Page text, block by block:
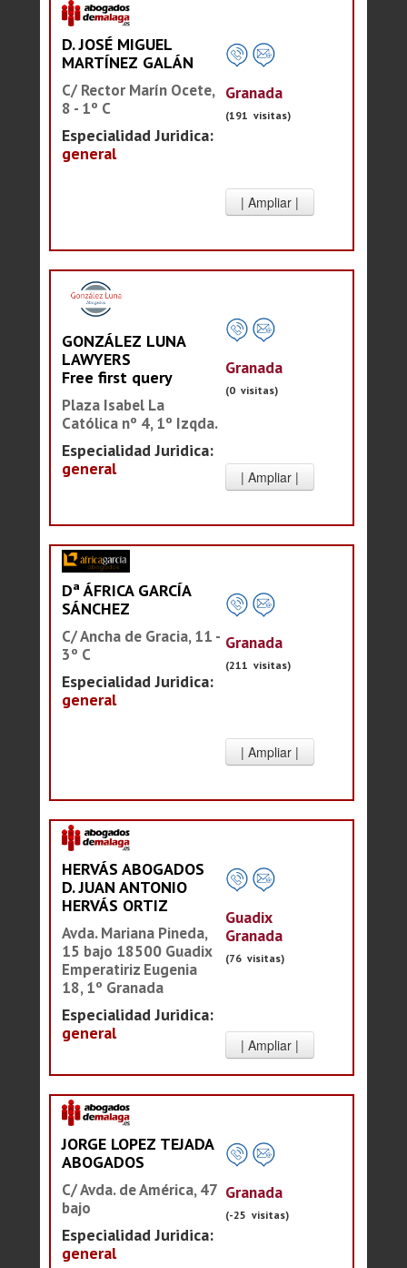
D. JOSÉ MIGUEL
MARTÍNEZ GALÁN
C/ Rector Marín Ocete,
8 - 1º C
Especialidad Juridica:
general
Granada
(191 visitas)
GONZÁLEZ LUNA
LAWYERS
Free first query
Plaza Isabel La
Católica nº 4, 1º Izqda.
Especialidad Juridica:
general
Granada
(0 visitas)
Dª ÁFRICA GARCÍA
SÁNCHEZ
C/ Ancha de Gracia, 11 -
3º C
Especialidad Juridica:
general
Granada
(211 visitas)
HERVÁS ABOGADOS
D. JUAN ANTONIO
HERVÁS ORTIZ
Avda. Mariana Pineda,
15 bajo 18500 Guadix
Emperatiriz Eugenia
18, 1º Granada
Especialidad Juridica:
general
Guadix
Granada
(76 visitas)
JORGE LOPEZ TEJADA
ABOGADOS
C/ Avda. de América, 47
bajo
Especialidad Juridica:
general
Granada
(-25 visitas)